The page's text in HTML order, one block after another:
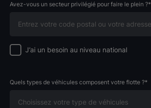
Avez-vous un secteur privilégié pour faire le plein ?*
J’ai un besoin au niveau national
Quels types de véhicules composent votre flotte ?*